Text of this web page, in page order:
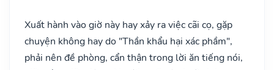
Xuất hành vào giờ này hay xảy ra việc cãi cọ, gặp
chuyện không hay do "Thần khẩu hại xác phầm",
phải nên đề phòng, cẩn thận trong lời ăn tiếng nói,